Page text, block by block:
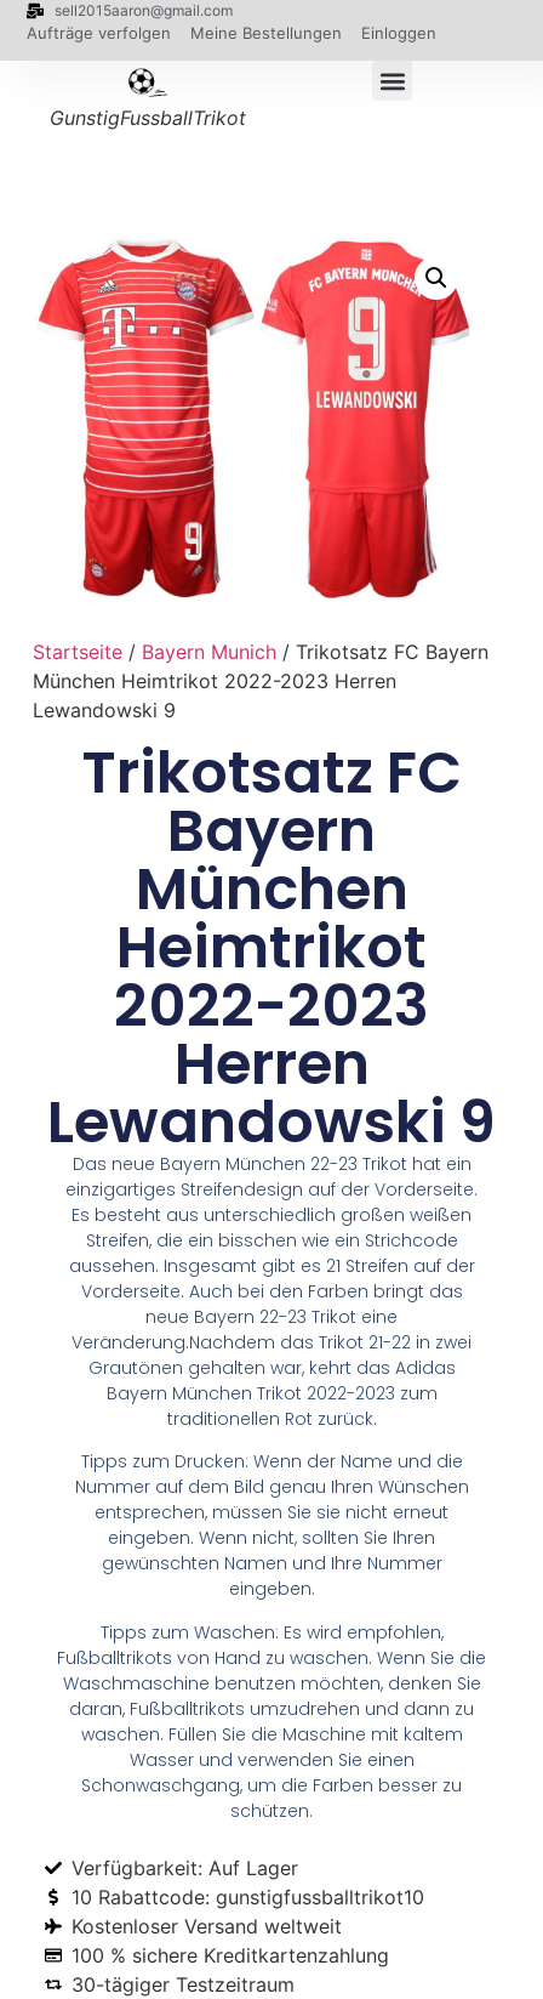
sell2015aaron@gmail.com
Aufträge verfolgen Meine Bestellungen Einloggen
GunstigFussballTrikot
Startseite/ Bayern Munich/ Trikotsatz FC Bayern
München Heimtrikot 2022-2023 Herren
Lewandowski 9
Trikotsatz FC
Bayern
München
Heimtrikot
2022-2023
Herren
Lewandowski 9
Das neue Bayern München 22-23 Trikot hat ein
einzigartiges Streifendesign auf der Vorderseite.
Es besteht aus unterschiedlich großen weißen
Streifen, die ein bisschen wie ein Strichcode
aussehen. Insgesamt gibt es 21 Streifen auf der
Vorderseite. Auch bei den Farben bringt das
neue Bayern 22-23 Trikot eine
Veränderung.Nachdem das Trikot 21-22 in zwei
Grautönen gehalten war, kehrt das Adidas
Bayern München Trikot 2022-2023 zum
traditionellen Rot zurück.
Tipps zum Drucken: Wenn der Name und die
Nummer auf dem Bild genau Ihren Wünschen
entsprechen, müssen Sie sie nicht erneut
eingeben. Wenn nicht, sollten Sie Ihren
gewünschten Namen und Ihre Nummer
eingeben.
Tipps zum Waschen: Es wird empfohlen,
Fußballtrikots von Hand zu waschen. Wenn Sie die
Waschmaschine benutzen möchten, denken Sie
daran, Fußballtrikots umzudrehen und dann zu
waschen. Füllen Sie die Maschine mit kaltem
Wasser und verwenden Sie einen
Schonwaschgang, um die Farben besser zu
schützen.
Verfügbarkeit: Auf Lager
10 Rabattcode: gunstigfussballtrikot10
Kostenloser Versand weltweit
100 % sichere Kreditkartenzahlung
30-tägiger Testzeitraum